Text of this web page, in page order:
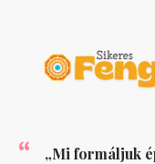
„Mi formáljuk